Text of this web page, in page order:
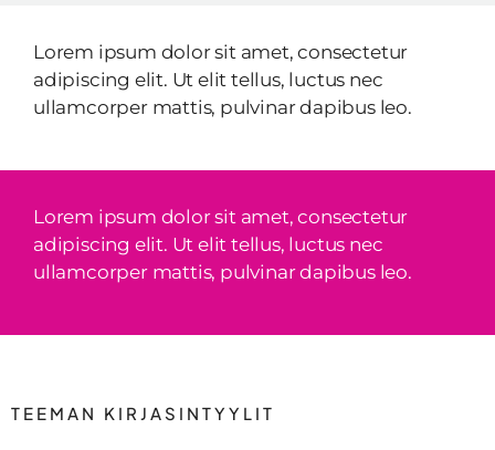
Lorem ipsum dolor sit amet, consectetur
adipiscing elit. Ut elit tellus, luctus nec
ullamcorper mattis, pulvinar dapibus leo.
Lorem ipsum dolor sit amet, consectetur
adipiscing elit. Ut elit tellus, luctus nec
ullamcorper mattis, pulvinar dapibus leo.
TEEMAN KIRJASINTYYLIT